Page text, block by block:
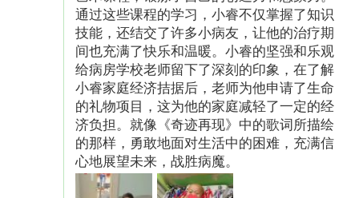
通过这些课程的学习，小睿不仅掌握了知识
技能，还结交了许多小病友，让他的治疗期
间也充满了快乐和温暖。小睿的坚强和乐观
给病房学校老师留下了深刻的印象，在了解
小睿家庭经济拮据后，老师为他申请了生命
的礼物项目，这为他的家庭减轻了一定的经
济负担。就像《奇迹再现》中的歌词所描绘
的那样，勇敢地面对生活中的困难，充满信
心地展望未来，战胜病魔。